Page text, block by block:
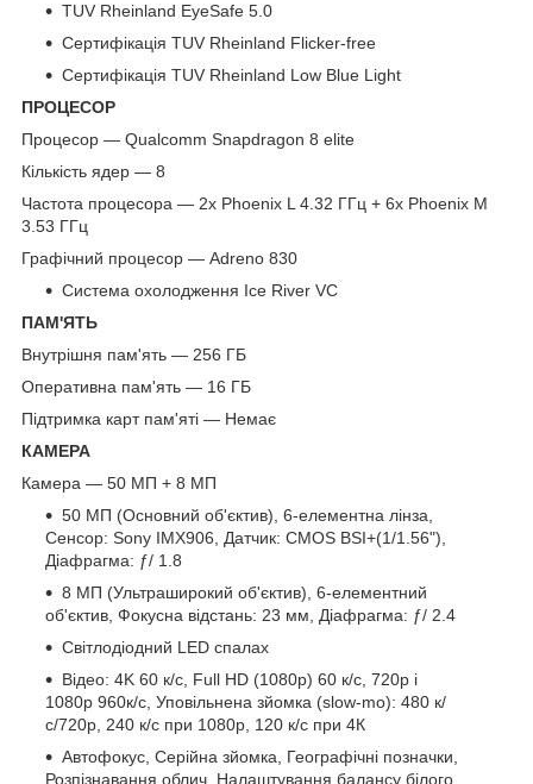
TUV Rheinland EyeSafe 5.0
Сертифікація TUV Rheinland Flicker-free
Сертифікація TUV Rheinland Low Blue Light
ПРОЦЕСОР
Процесор — Qualcomm Snapdragon 8 elite
Кількість ядер — 8
Частота процесора — 2x Phoenix L 4.32 ГГц + 6x Phoenix M
3.53 ГГц
Графічний процесор — Adreno 830
Система охолодження Ice River VC
ПАМ'ЯТЬ
Внутрішня пам'ять — 256 ГБ
Оперативна пам'ять — 16 ГБ
Підтримка карт пам'яті — Немає
КАМЕРА
Камера — 50 МП + 8 МП
50 МП (Основний об'єктив), 6-елементна лінза,
Сенсор: Sony IMX906, Датчик: CMOS BSI+(1/1.56"),
Діафрагма: ƒ/ 1.8
8 МП (Ультраширокий об'єктив), 6-елементний
об'єктив, Фокусна відстань: 23 мм, Діафрагма: ƒ/ 2.4
Світлодіодний LED спалах
Відео: 4K 60 к/с, Full HD (1080p) 60 к/с, 720р і
1080р 960к/с, Уповільнена зйомка (slow-mo): 480 к/
с/720р, 240 к/с при 1080р, 120 к/с при 4К
Автофокус, Серійна зйомка, Географічні позначки,
Розпізнавання облич, Налаштування балансу білого,